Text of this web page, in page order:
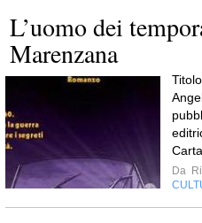
L’uomo dei
Marenzana
Da